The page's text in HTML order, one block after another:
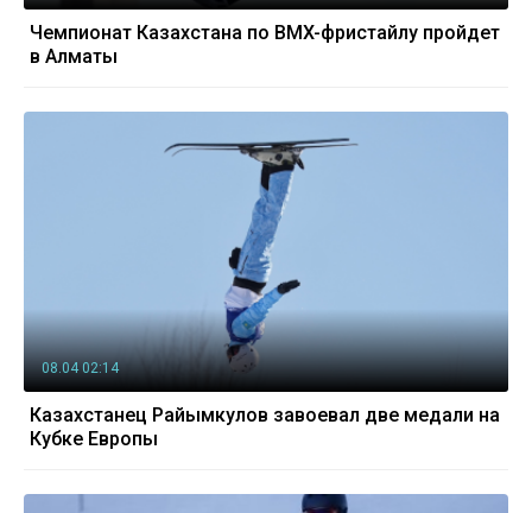
Чемпионат Казахстана по BMX-фристайлу пройдет
в Алматы
08.04 02:14
Казахстанец Райымкулов завоевал две медали на
Кубке Европы